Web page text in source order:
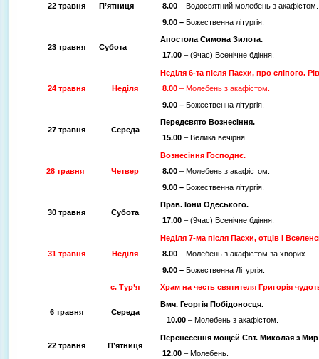
22 травня П’ятниця
8.00 – Водосвятний молебень з акафістом.
9.00 – Божественна літургія.
23 травня Субота
Апостола Симона Зилота.
17.00 – (9час) Всенічне бдіння.
24 травня Неділя
Неділя 6-та після Пасхи, про сліпого.
8.00 – Молебень з акафістом.
9.00 – Божественна літургія.
27 травня Середа
Передсвято Вознесіння.
15.00 – Велика вечірня.
28 травня Четвер
Вознесіння Господнє.
8.00 – Молебень з акафістом.
9.00 – Божественна літургія.
30 травня Субота
Прав. Іони Одеського.
17.00 – (9час) Всенічне бдіння.
31 травня Неділя
Неділя 7-ма після Пасхи, отців І
8.00 – Молебень з акафістом за хворих.
9.00 – Божественна Літургія.
с. Тур’я
Храм на честь святителя Григорія
6 травня Середа
Вмч. Георгія Побідоносця.
10.00 – Молебень з акафістом.
22 травня П’ятниця
Перенесення мощей Свт. Миколая з Мир
12.00 – Молебень.